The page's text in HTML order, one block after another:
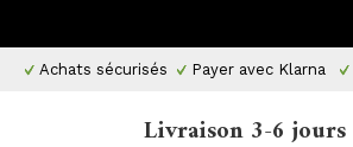
Achats sécurisés Payer avec Klarna
Livraison 3-6 jours